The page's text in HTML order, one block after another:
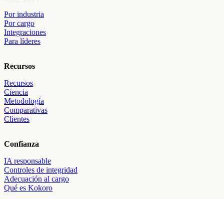
Por industria
Por cargo
Integraciones
Para líderes
Recursos
Recursos
Ciencia
Metodología
Comparativas
Clientes
Confianza
IA responsable
Controles de integridad
Adecuación al cargo
Qué es Kokoro